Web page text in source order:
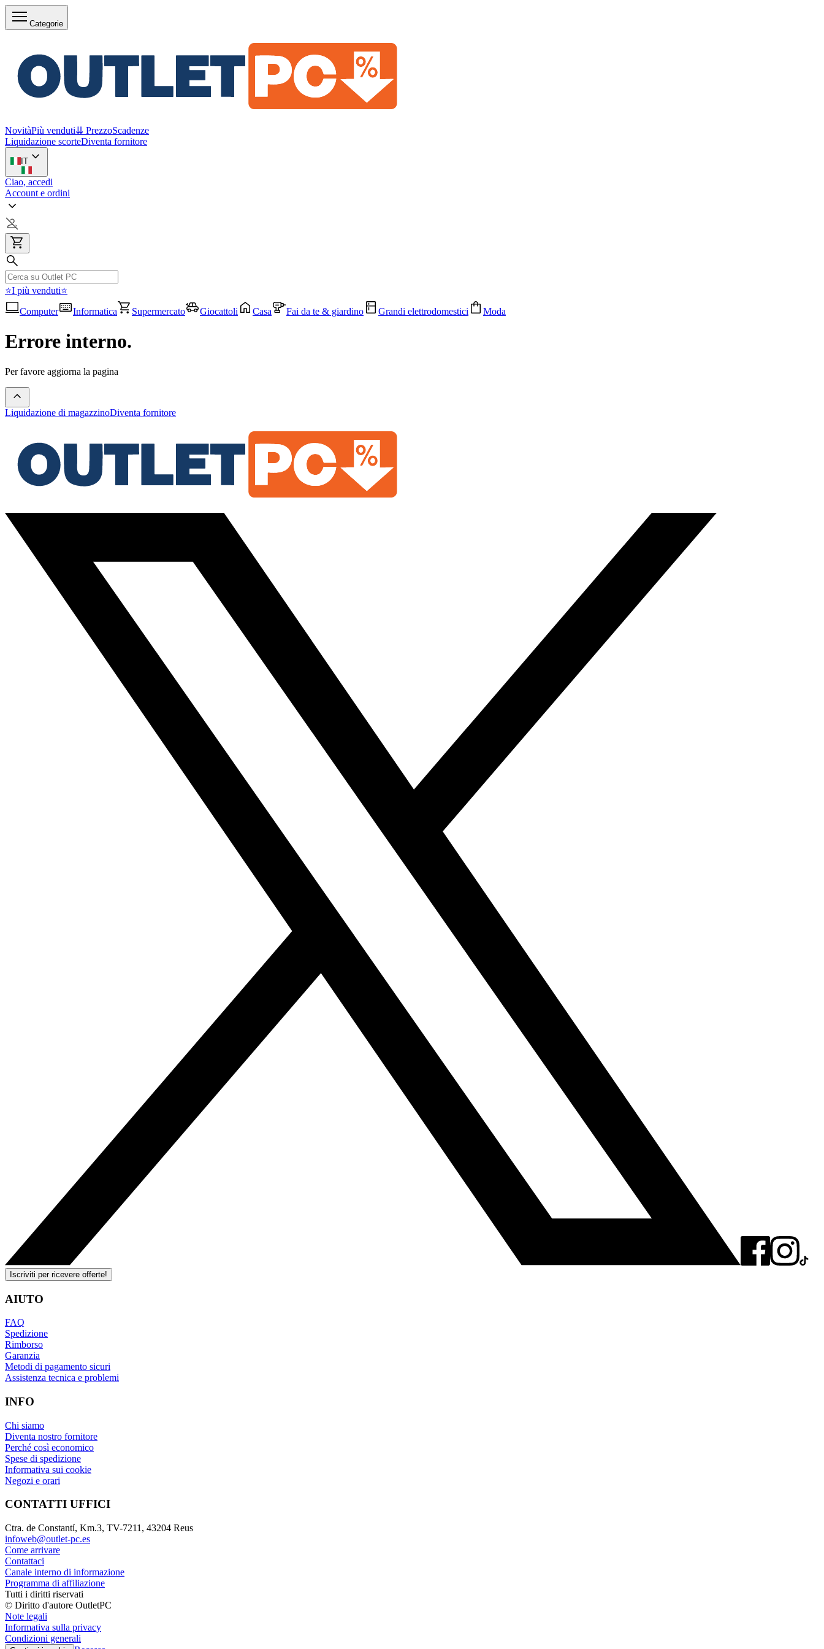
Categorie
NovitàPiù venduti⇊ PrezzoScadenze
Liquidazione scorteDiventa fornitore
IT
Ciao, accedi
Account e ordini
⭐I più venduti⭐
Computer
Informatica Supermercato Giocattoli Casa Fai da te & giardino Grandi elettrodomestici Moda
Errore interno.
Per favore aggiorna la pagina
Liquidazione di magazzinoDiventa fornitore
Iscriviti per ricevere offerte!
AIUTO
FAQ
Spedizione
Rimborso
Garanzia
Metodi di pagamento sicuri
Assistenza tecnica e problemi
INFO
Chi siamo
Diventa nostro fornitore
Perché così economico
Spese di spedizione
Informativa sui cookie
Negozi e orari
CONTATTI UFFICI
Ctra. de Constantí, Km.3, TV-7211, 43204 Reus
infoweb@outlet-pc.es
Come arrivare
Contattaci
Canale interno di informazione
Programma di affiliazione
Tutti i diritti riservati
© Diritto d'autore OutletPC
Note legali
Informativa sulla privacy
Condizioni generali